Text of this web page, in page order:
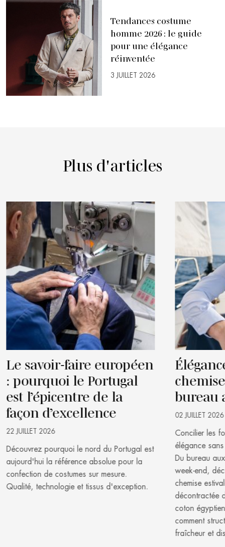
Tendances costume
homme 2026 : le guide
pour une élégance
réinventée
3 JUILLET 2026
Plus d'articles
Le savoir-faire européen
: pourquoi le Portugal
est l’épicentre de la
façon d’excellence
22 JUILLET 2026
Découvrez pourquoi le nord du Portugal est
aujourd'hui la référence absolue pour la
confection de costumes sur mesure.
Qualité, technologie et tissus d'exception.
bureau
02 JUILLET 2026
Concilier les
élégance
Du bureau
week-end,
chemise
décontractée
coton
comment
fraîcheur et